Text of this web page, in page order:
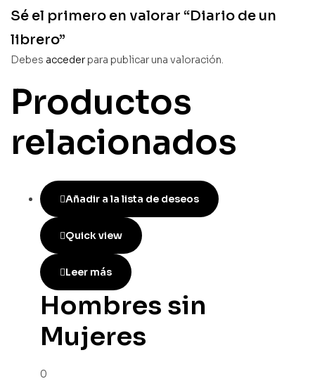
Sé el primero en valorar “Diario de un
librero”
Debes acceder para publicar una valoración.
Productos
relacionados
Añadir a la lista de deseos
Quick view
Leer más
Hombres sin
Mujeres
0